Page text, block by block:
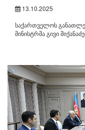
13.10.2025
საქართველოს
მინისტრმა გივი